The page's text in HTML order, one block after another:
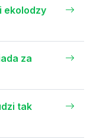
ekolodzy
za
tak